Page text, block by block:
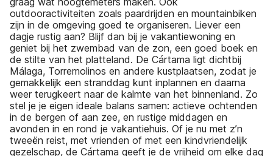
outdooractiviteiten zoals paardrijden en mountainbiken
zijn in de omgeving goed te organiseren. Liever een
dagje rustig aan? Blijf dan bij je vakantiewoning en
geniet bij het zwembad van de zon, een goed boek en
de stilte van het platteland. De Cártama ligt dichtbij
Málaga, Torremolinos en andere kustplaatsen, zodat je
gemakkelijk een stranddag kunt inplannen en daarna
weer terugkeert naar de kalmte van het binnenland. Zo
stel je je eigen ideale balans samen: actieve ochtenden
in de bergen of aan zee, en rustige middagen en
avonden in en rond je vakantiehuis. Of je nu met z’n
tweeën reist, met vrienden of met een kindvriendelijk
gezelschap, de Cártama geeft je de vrijheid om elke dag